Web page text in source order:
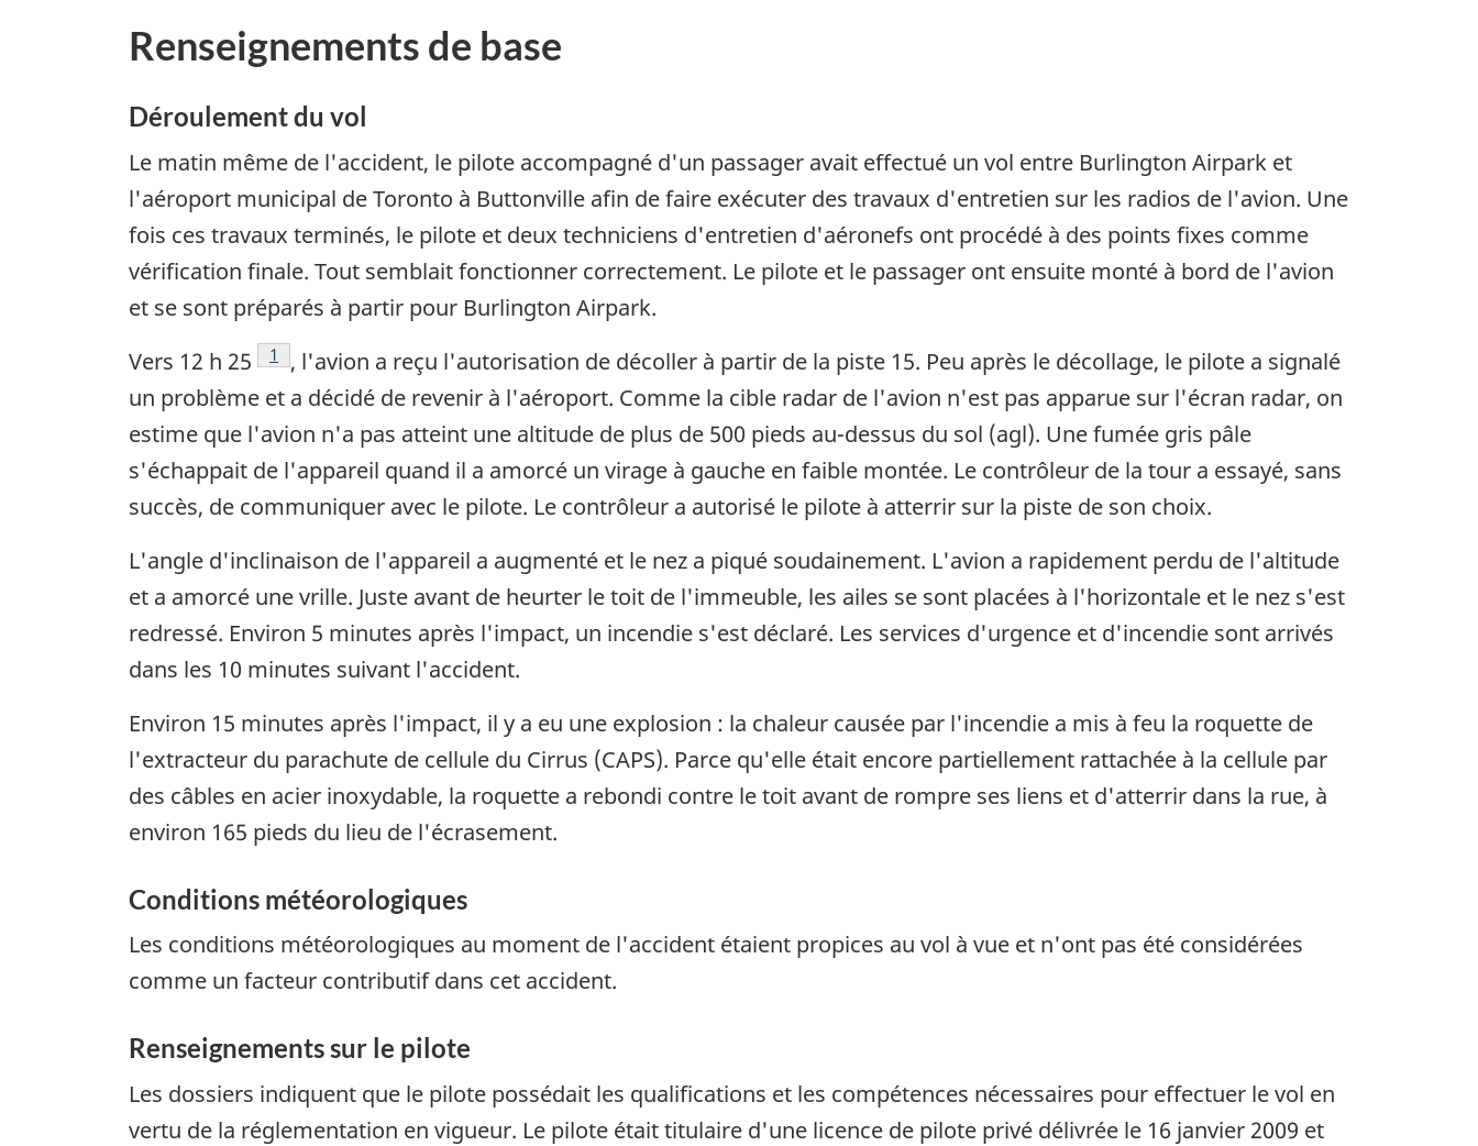
Renseignements de base
Déroulement du vol
Le matin même de l'accident, le pilote accompagné d'un passager avait effectué un vol entre Burlington Airpark et
l'aéroport municipal de Toronto à Buttonville afin de faire exécuter des travaux d'entretien sur les radios de l'avion. Une
fois ces travaux terminés, le pilote et deux techniciens d'entretien d'aéronefs ont procédé à des points fixes comme
vérification finale. Tout semblait fonctionner correctement. Le pilote et le passager ont ensuite monté à bord de l'avion
et se sont préparés à partir pour Burlington Airpark.
Vers 12 h 25
Footnote
1
, l'avion a reçu l'autorisation de décoller à partir de la piste 15. Peu après le décollage, le pilote a signalé
un problème et a décidé de revenir à l'aéroport. Comme la cible radar de l'avion n'est pas apparue sur l'écran radar, on
estime que l'avion n'a pas atteint une altitude de plus de 500 pieds au-dessus du sol (agl). Une fumée gris pâle
s'échappait de l'appareil quand il a amorcé un virage à gauche en faible montée. Le contrôleur de la tour a essayé, sans
succès, de communiquer avec le pilote. Le contrôleur a autorisé le pilote à atterrir sur la piste de son choix.
L'angle d'inclinaison de l'appareil a augmenté et le nez a piqué soudainement. L'avion a rapidement perdu de l'altitude
et a amorcé une vrille. Juste avant de heurter le toit de l'immeuble, les ailes se sont placées à l'horizontale et le nez s'est
redressé. Environ 5 minutes après l'impact, un incendie s'est déclaré. Les services d'urgence et d'incendie sont arrivés
dans les 10 minutes suivant l'accident.
Environ 15 minutes après l'impact, il y a eu une explosion : la chaleur causée par l'incendie a mis à feu la roquette de
l'extracteur du parachute de cellule du Cirrus (CAPS). Parce qu'elle était encore partiellement rattachée à la cellule par
des câbles en acier inoxydable, la roquette a rebondi contre le toit avant de rompre ses liens et d'atterrir dans la rue, à
environ 165 pieds du lieu de l'écrasement.
Conditions météorologiques
Les conditions météorologiques au moment de l'accident étaient propices au vol à vue et n'ont pas été considérées
comme un facteur contributif dans cet accident.
Renseignements sur le pilote
Les dossiers indiquent que le pilote possédait les qualifications et les compétences nécessaires pour effectuer le vol en
vertu de la réglementation en vigueur. Le pilote était titulaire d'une licence de pilote privé délivrée le 16 janvier 2009 et